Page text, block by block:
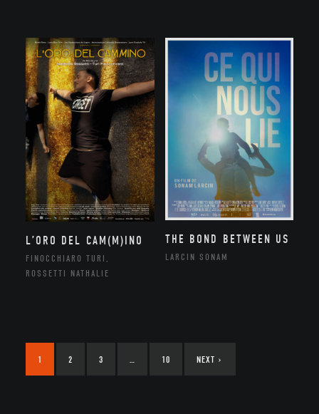
L’ORO DEL CAM(M)INO
FINOCCHIARO TURI,
ROSSETTI NATHALIE
THE BOND BETWEEN US
LARCIN SONAM
1 2 3 … 10 NEXT ›